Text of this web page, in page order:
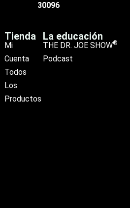
30096
Tienda
Mi
Cuenta
Todos
Los
Productos
La educación
THE DR. JOE SHOW®
Podcast